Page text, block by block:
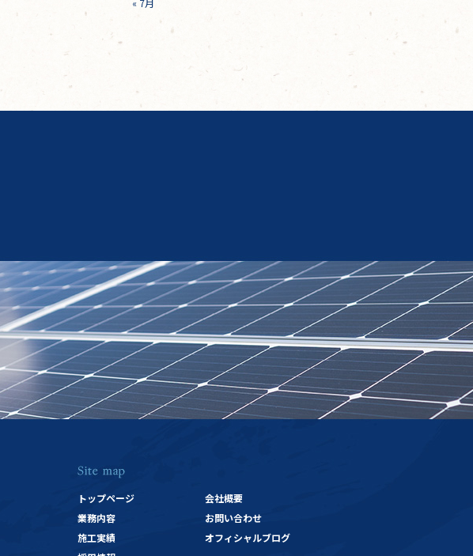
« 7月
トップページ
業務内容
施工実績
会社概要
お問い合わせ
オフィシャルブログ